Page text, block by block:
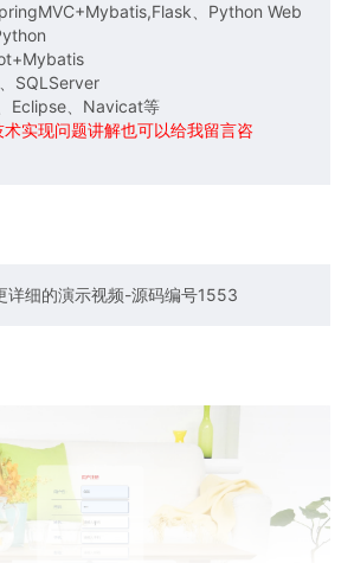
、Python Web
SQLServer
Eclipse、Navicat等
实现问题讲解也可以给我留言咨
详细的演示视频-源码编号1553